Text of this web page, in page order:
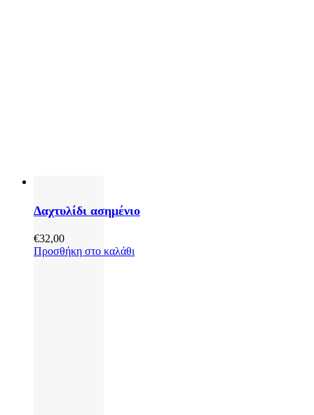
Δαχτυλίδι ασημένιο
€32,00
Προσθήκη στο καλάθι